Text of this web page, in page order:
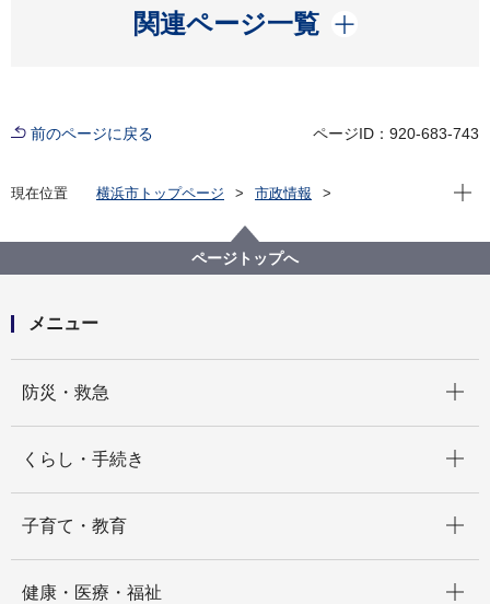
関連ページ一覧
開く
前のページに戻る ページID：920-683-743
現在位置 横浜市トップページ
市政情報
主な統計調査結果
住宅・土地統計調査
平成30年住宅・土地統計調査
現在
ページトップへ
メニュー
防災・救急
くらし・手続き
子育て・教育
健康・医療・福祉